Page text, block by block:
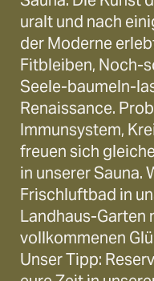
uralt und nach
der Moderne
Fitbleiben, Noch-
Seele-baumeln-
Renaissance.
Immunsystem,
freuen sich
in unserer Sauna.
Frischluftbad in
Landhaus-Garten
vollkommenen
Unser Tipp: